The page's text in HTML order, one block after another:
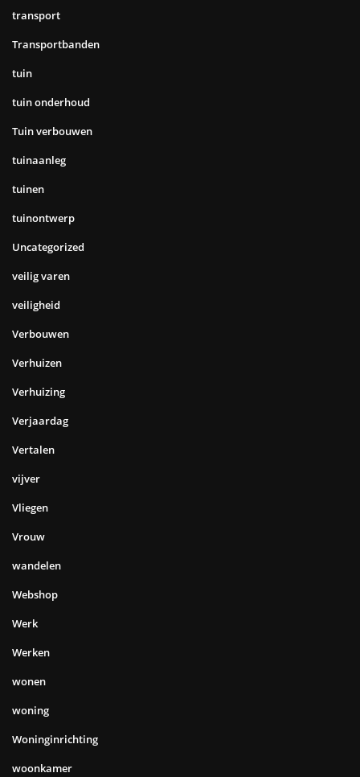
transport
Transportbanden
tuin
tuin onderhoud
Tuin verbouwen
tuinaanleg
tuinen
tuinontwerp
Uncategorized
veilig varen
veiligheid
Verbouwen
Verhuizen
Verhuizing
Verjaardag
Vertalen
vijver
Vliegen
Vrouw
wandelen
Webshop
Werk
Werken
wonen
woning
Woninginrichting
woonkamer